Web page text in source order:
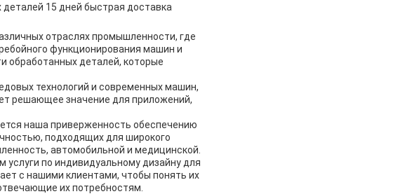
15 дней быстрая доставка
отраслях промышленности, где
функционирования машин и
обработанных деталей, которые
технологий и современных машин,
решающее значение для приложений,
наша приверженность обеспечению
подходящих для широкого
автомобильной и медицинской.
по индивидуальному дизайну для
с нашими клиентами, чтобы понять их
их потребностям.